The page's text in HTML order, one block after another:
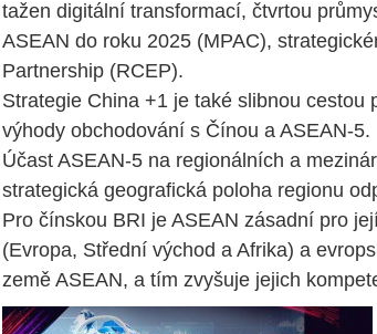
tažen digitální transformací, čtvrtou
ASEAN do roku 2025 (MPAC),
Partnership (RCEP).
Strategie China +1 je také slibnou
výhody obchodování s Čínou a ASEAN-5.
Účast ASEAN-5 na regionálních a
strategická geografická poloha regionu
Pro čínskou BRI je ASEAN zásadní pro
(Evropa, Střední východ a Afrika) a
země ASEAN, a tím zvyšuje jejich